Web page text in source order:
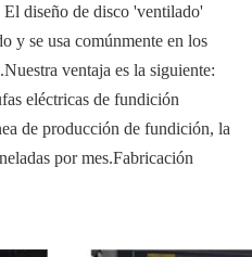
El diseño de disco 'ventilado'
y se usa comúnmente en los
ventaja es la siguiente:
eléctricas de fundición
de producción de fundición, la
por mes.Fabricación